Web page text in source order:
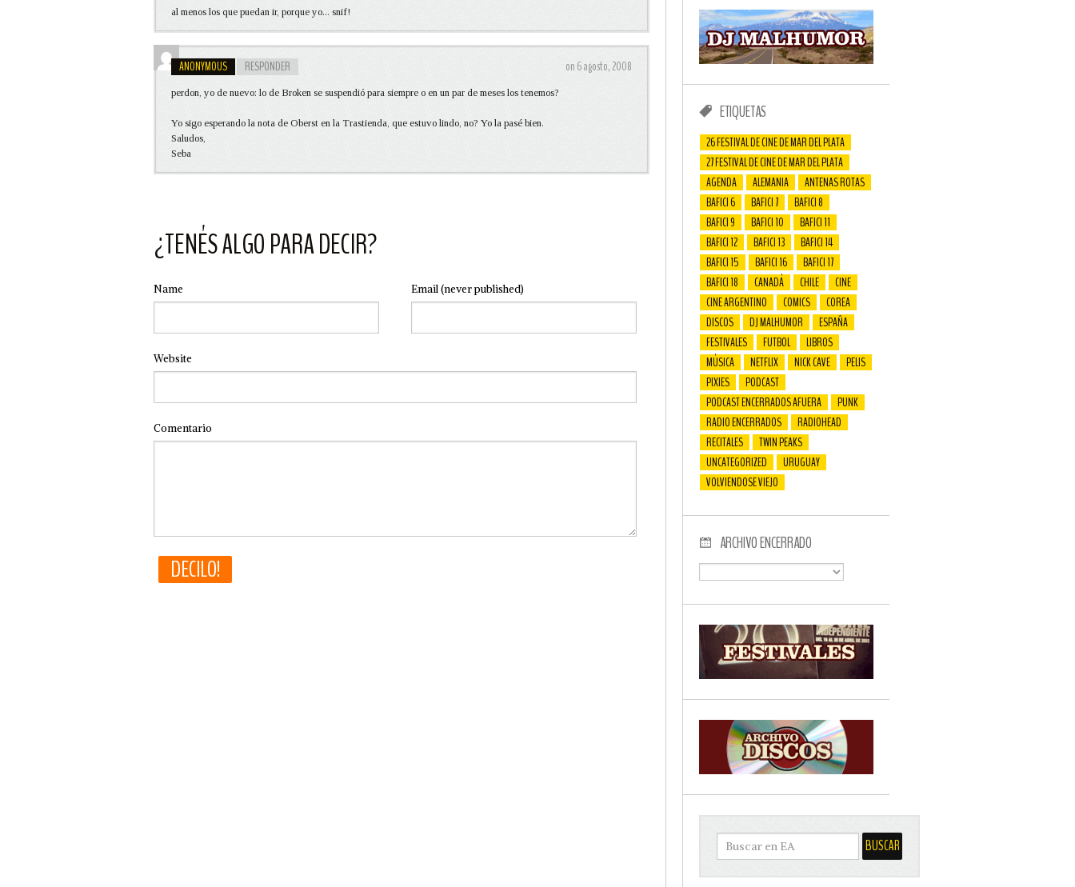
al menos los que puedan ir, porque yo... snif!
ANONYMOUS RESPONDER on 6 agosto, 2008
perdon, yo de nuevo: lo de Broken se suspendió para siempre o en un par de meses los tenemos?
Yo sigo esperando la nota de Oberst en la Trastienda, que estuvo lindo, no? Yo la pasé bien.
Saludos,
Seba
¿TENÉS ALGO PARA DECIR?
Name Email(never published)
Website
Comentario
ETIQUETAS
26 FESTIVAL DE CINE DE MAR DEL PLATA
27 FESTIVAL DE CINE DE MAR DEL PLATA
AGENDA
ALEMANIA
ANTENAS ROTAS
BAFICI 6
BAFICI 7
BAFICI 8
BAFICI 9
BAFICI 10
BAFICI 11
BAFICI 12
BAFICI 13
BAFICI 14
BAFICI 15
BAFICI 16
BAFICI 17
BAFICI 18
CANADÁ CHILE
CINE
CINE ARGENTINO
COMICS
COREA
DISCOS
DJ MALHUMOR
ESPAÑA
FESTIVALES
FUTBOL
LIBROS
MÚSICA
NETFLIX NICK CAVE
PELIS
PIXIES
PODCAST
PODCAST ENCERRADOS AFUERA
PUNK
RADIO ENCERRADOS
RADIOHEAD
RECITALES
TWIN PEAKS
UNCATEGORIZED
URUGUAY
VOLVIENDOSE VIEJO
ARCHIVO ENCERRADO